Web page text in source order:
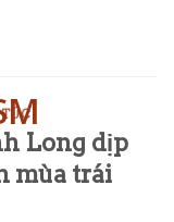
Long dịp
mùa trái